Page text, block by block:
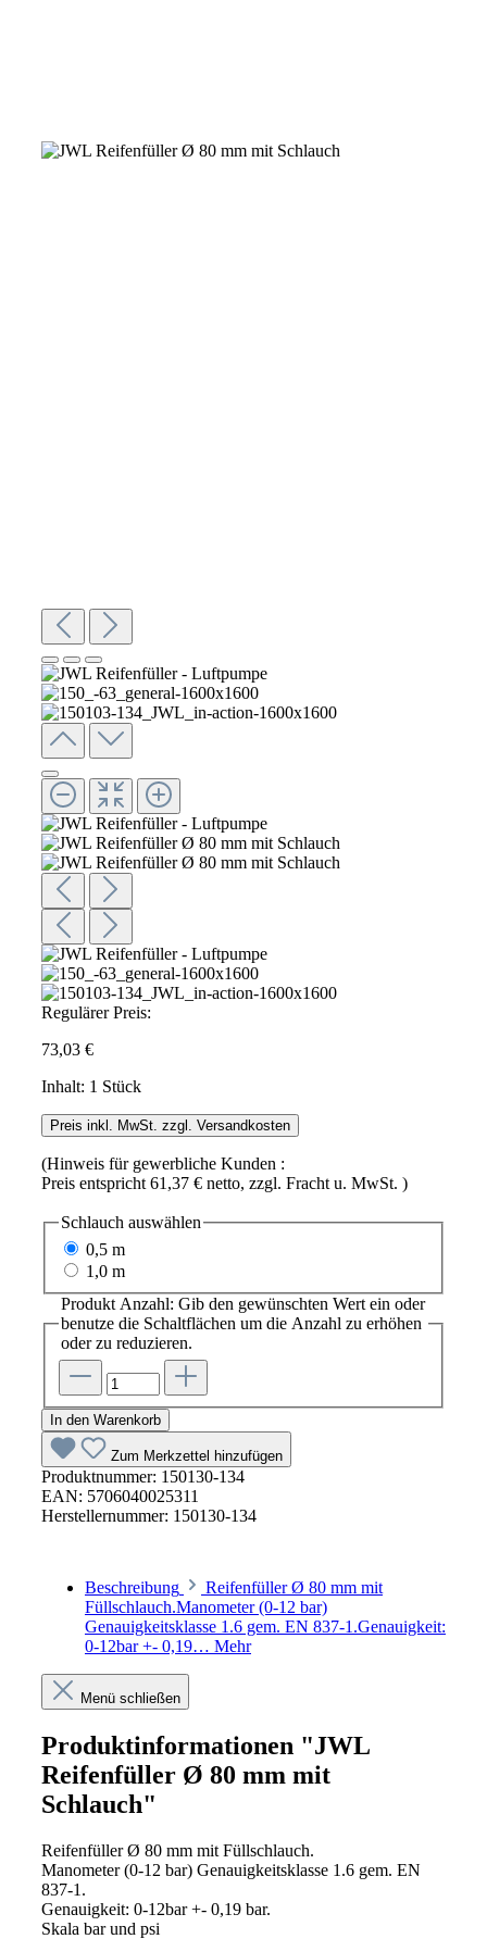
Regulärer Preis:
73,03 €
Inhalt: 1 Stück
Preis inkl. MwSt. zzgl. Versandkosten
(Hinweis für gewerbliche Kunden :
Preis entspricht 61,37 € netto, zzgl. Fracht u. MwSt. )
Schlauch auswählen
0,5 m
1,0 m
Produkt Anzahl: Gib den gewünschten Wert ein oder
benutze die Schaltflächen um die Anzahl zu erhöhen
oder zu reduzieren.
In den Warenkorb
Zum Merkzettel hinzufügen
Produktnummer: 150130-134
EAN: 5706040025311
Herstellernummer: 150130-134
Beschreibung
Reifenfüller Ø 80 mm mit
Füllschlauch.Manometer (0-12 bar)
Genauigkeitsklasse 1.6 gem. EN 837-1.Genauigkeit:
0-12bar +- 0,19… Mehr
Menü schließen
Produktinformationen "JWL
Reifenfüller Ø 80 mm mit
Schlauch"
Reifenfüller Ø 80 mm mit Füllschlauch.
Manometer (0-12 bar) Genauigkeitsklasse 1.6 gem. EN
837-1.
Genauigkeit: 0-12bar +- 0,19 bar.
Skala bar und psi